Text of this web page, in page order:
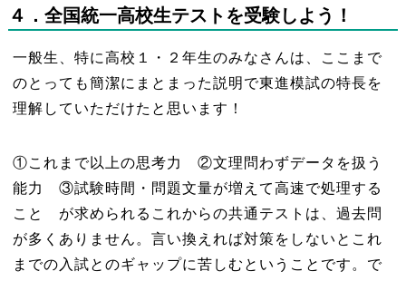
４．全国統一高校生テストを受験しよう！
一般生、特に高校１・２年生のみなさんは、ここまで
のとっても簡潔にまとまった説明で東進模試の特長を
理解していただけたと思います！
①これまで以上の思考力 ②文理問わずデータを扱う
能力 ③試験時間・問題文量が増えて高速で処理する
こと が求められるこれからの共通テストは、過去問
が多くありません。言い換えれば対策をしないとこれ
までの入試とのギャップに苦しむということです。で